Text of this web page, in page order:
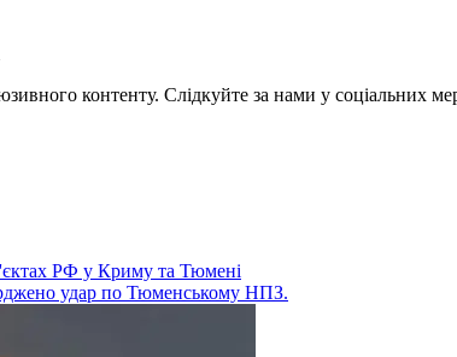
контенту. Слідкуйте за нами у соціальних
РФ у Криму та Тюмені
удар по Тюменському НПЗ.